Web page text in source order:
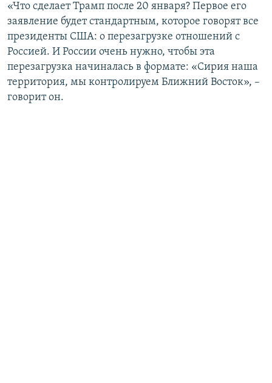
«Что сделает Трамп после 20 января? Первое его
заявление будет стандартным, которое говорят все
президенты США: о перезагрузке отношений с
Россией. И России очень нужно, чтобы эта
перезагрузка начиналась в формате: «Сирия наша
территория, мы контролируем Ближний Восток», –
говорит он.